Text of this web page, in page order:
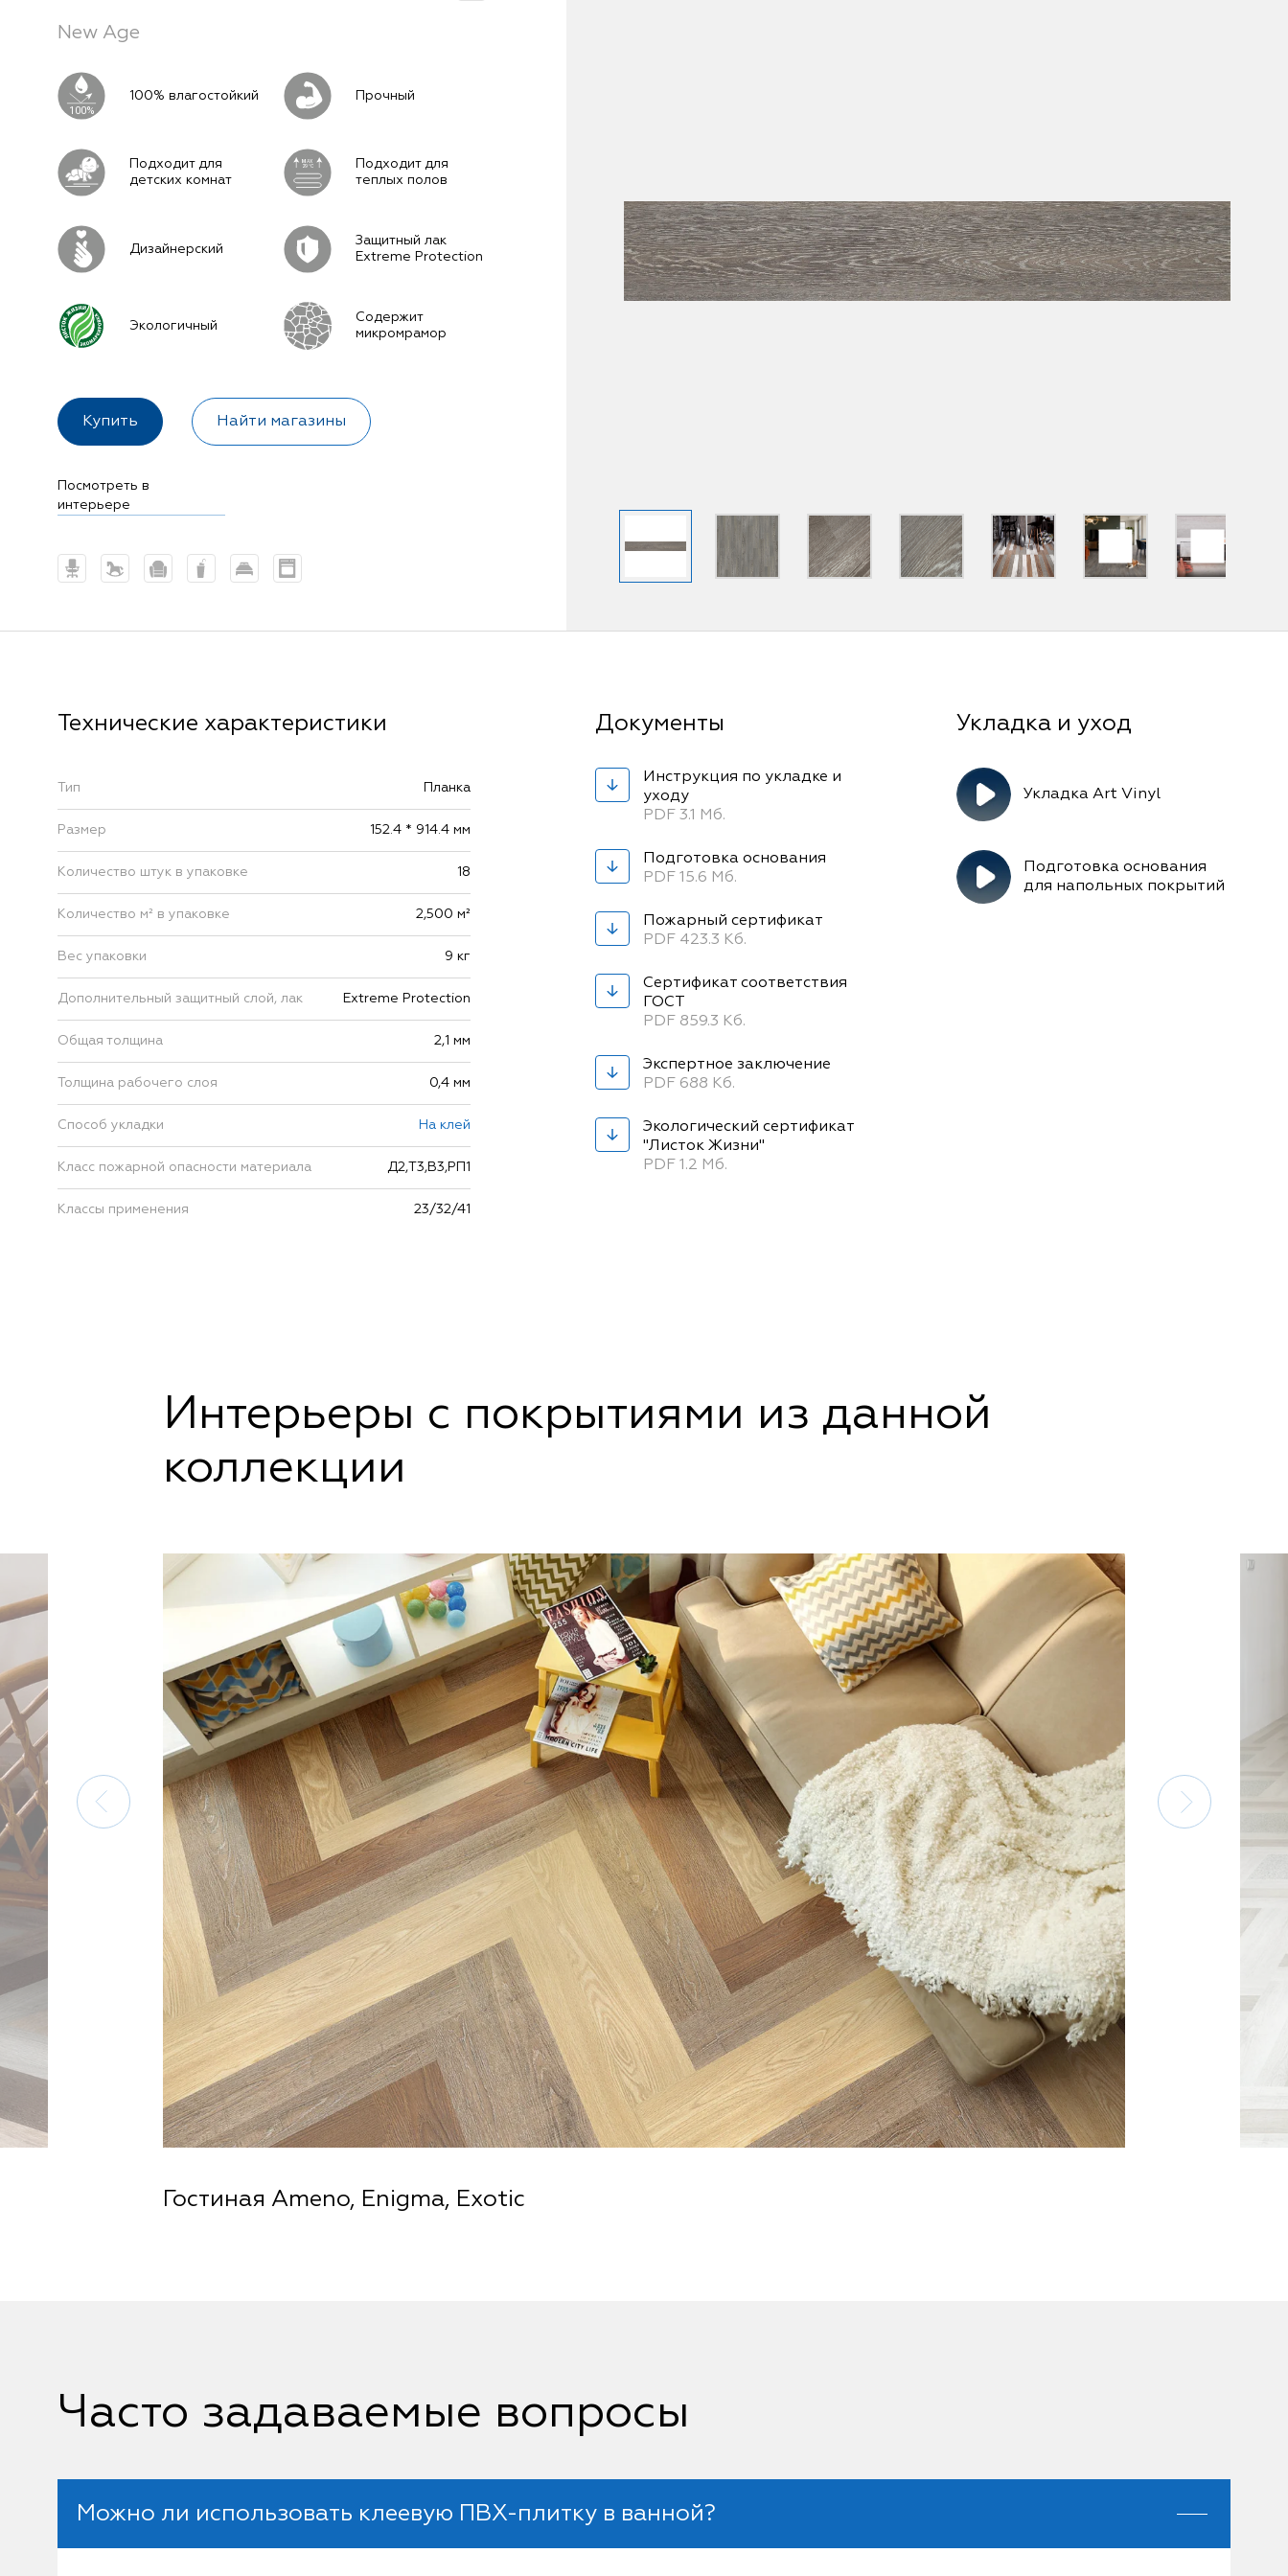
New Age
100%
100% влагостойкий Прочный
Подходит для
детских комнат
MAX
29°C
Подходит для
теплых полов
Дизайнерский
Защитный лак
Extreme Protection
Экологичный
Содержит
микромрамор
Купить Найти магазины
Посмотреть в
интерьере
Тип Планка
Размер 152.4 * 914.4 мм
Количество штук в упаковке 18
Количество м² в упаковке 2,500 м²
Вес упаковки 9 кг
Дополнительный защитный слой, лак Extreme Protection
Общая толщина 2,1 мм
Толщина рабочего слоя 0,4 мм
Способ укладки На клей
Класс пожарной опасности материала Д2,Т3,В3,РП1
Классы применения 23/32/41
Инструкция по укладке и
уходу
PDF 3.1 Мб.
Подготовка основания
PDF 15.6 Мб.
Пожарный сертификат
PDF 423.3 Кб.
Сертификат соответствия
ГОСТ
PDF 859.3 Кб.
Экспертное заключение
PDF 688 Кб.
Экологический сертификат
"Листок Жизни"
PDF 1.2 Мб.
Укладка Art Vinyl
Подготовка основания
для напольных покрытий
Интерьеры с покрытиями из данной
коллекции
Гостиная Ameno, Enigma, Exotic
Часто задаваемые вопросы
Можно ли использовать клеевую ПВХ-плитку в ванной?
FAQ